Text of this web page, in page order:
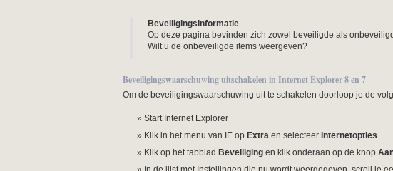
Beveiligingsinformatie
Op deze pagina bevinden zich zowel beveiligde als
Wilt u de onbeveiligde items weergeven?
Beveiligingswaarschuwing uitschakelen in Internet Explorer 8 en 7
Om de beveiligingswaarschuwing uit te schakelen doorloop je de
Start Internet Explorer
Klik in het menu van IE op Extra en selecteer Internetopties
Klik op het tabblad Beveiliging en klik onderaan op de knop